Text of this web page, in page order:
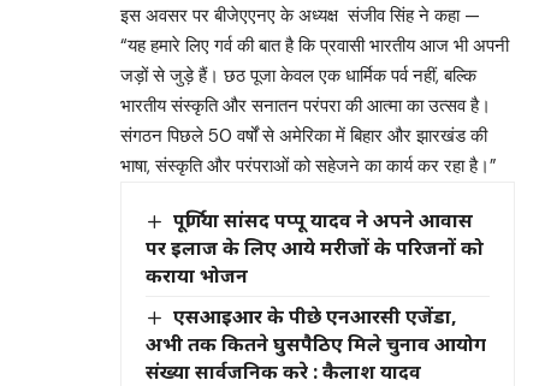
इस अवसर पर बीजेएएनए के अध्यक्ष संजीव सिंह ने कहा —
“यह हमारे लिए गर्व की बात है कि प्रवासी भारतीय आज भी अपनी
जड़ों से जुड़े हैं। छठ पूजा केवल एक धार्मिक पर्व नहीं, बल्कि
भारतीय संस्कृति और सनातन परंपरा की आत्मा का उत्सव है।
संगठन पिछले 50 वर्षों से अमेरिका में बिहार और झारखंड की
भाषा, संस्कृति और परंपराओं को सहेजने का कार्य कर रहा है।”
पूर्णिया सांसद पप्पू यादव ने अपने आवास
पर इलाज के लिए आये मरीजों के परिजनों को
कराया भोजन
एसआइआर के पीछे एनआरसी एजेंडा,
अभी तक कितने घुसपैठिए मिले चुनाव आयोग
संख्या सार्वजनिक करे : कैलाश यादव